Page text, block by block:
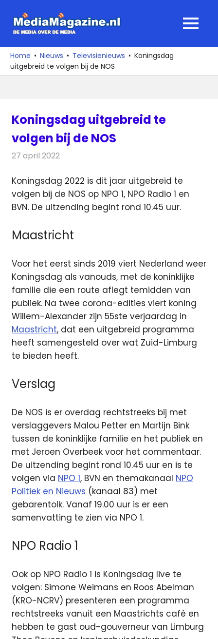
naar
media
over
de
MENU
Home Nieuws Televisienieuws
Koningsdag
uitgebreid te volgen bij de NOS
Koningsdag uitgebreid te
volgen bij de NOS
27 april 2022
Koningsdag 2022 is dit jaar uitgebreid te
volgen bij de NOS op NPO 1, NPO Radio 1 en
BVN. De uitzending begint rond 10.45 uur.
Maastricht
Voor het eerst sinds 2019 viert Nederland weer
Koningsdag als vanouds, met de koninklijke
familie die een route aflegt temidden van
publiek. Na twee corona-edities viert koning
Willem-Alexander zijn 55ste verjaardag in
Maastricht, dat een uitgebreid programma
heeft samengesteld over wat Zuid-Limburg
te bieden heeft.
Verslag
De NOS is er overdag rechtstreeks bij met
verslaggevers Malou Petter en Martijn Bink
tussen de koninklijke familie en het publiek en
met Jeroen Overbeek voor het commentaar.
De uitzending begint rond 10.45 uur en is te
volgen via NPO 1, BVN en themakanaal NPO
Politiek en Nieuws (kanaal 83) met
gebarentolk. Vanaf 19.00 uur is er een
samenvatting te zien via NPO 1.
NPO Radio 1
Ook op NPO Radio 1 is Koningsdag live te
volgen: Simone Weimans en Roos Abelman
(KRO-NCRV) presenteren een programma
rechtstreeks vanuit een Maastrichts café en
hebben te gast oud-gouverneur van Limburg